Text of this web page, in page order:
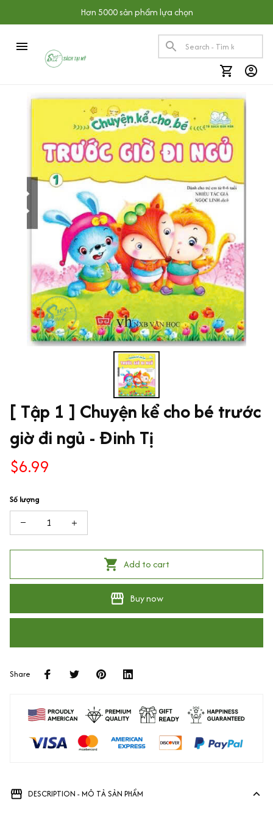
Hơn 5000 sản phẩm lựa chọn
[ Tập 1 ] Chuyện kể cho bé trước
giờ đi ngủ - Đinh Tị
$6.99
Số lượng
Add to cart
Buy now
Share
DESCRIPTION - MÔ TẢ SẢN PHẨM